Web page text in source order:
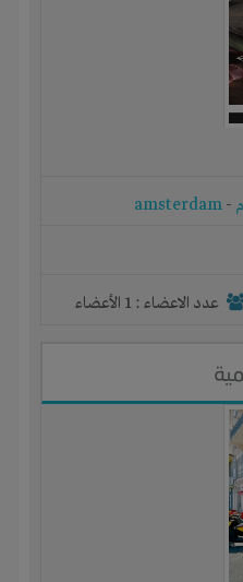
-
amsterdam
عدد الاعضاء : 1 الأعضاء